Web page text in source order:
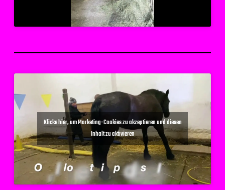
Klicke hier, um Marketing-Cookies zu akzeptieren und diesen
Inhalt zu aktivieren